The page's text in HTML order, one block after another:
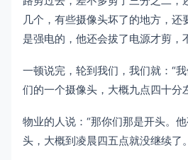
几个，有些摄像头坏了的地方，还
是强电的，他还会拔了电源才剪
一顿说完，轮到我们，我们就：“
们的一个摄像头，大概九点四十分
物业的人说：“那你们那是开头。
头，大概到凌晨四五点就没继续了